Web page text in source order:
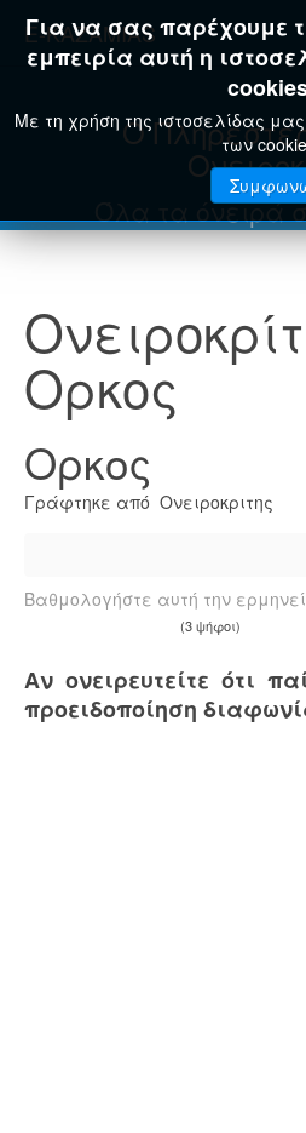
E-KAZAMIAS
Για να σας παρέχουμε
εμπειρία αυτή η
Με τη χρήση της ιστοσελίδας
των
Ο
Όλα τα όνειρά
Ορκος
Ορκος
Γράφτηκε από Ονειροκριτης
Βαθμολογήστε αυτή την
(3 ψήφοι)
Αν ονειρευτείτε ότι
προειδοποίηση